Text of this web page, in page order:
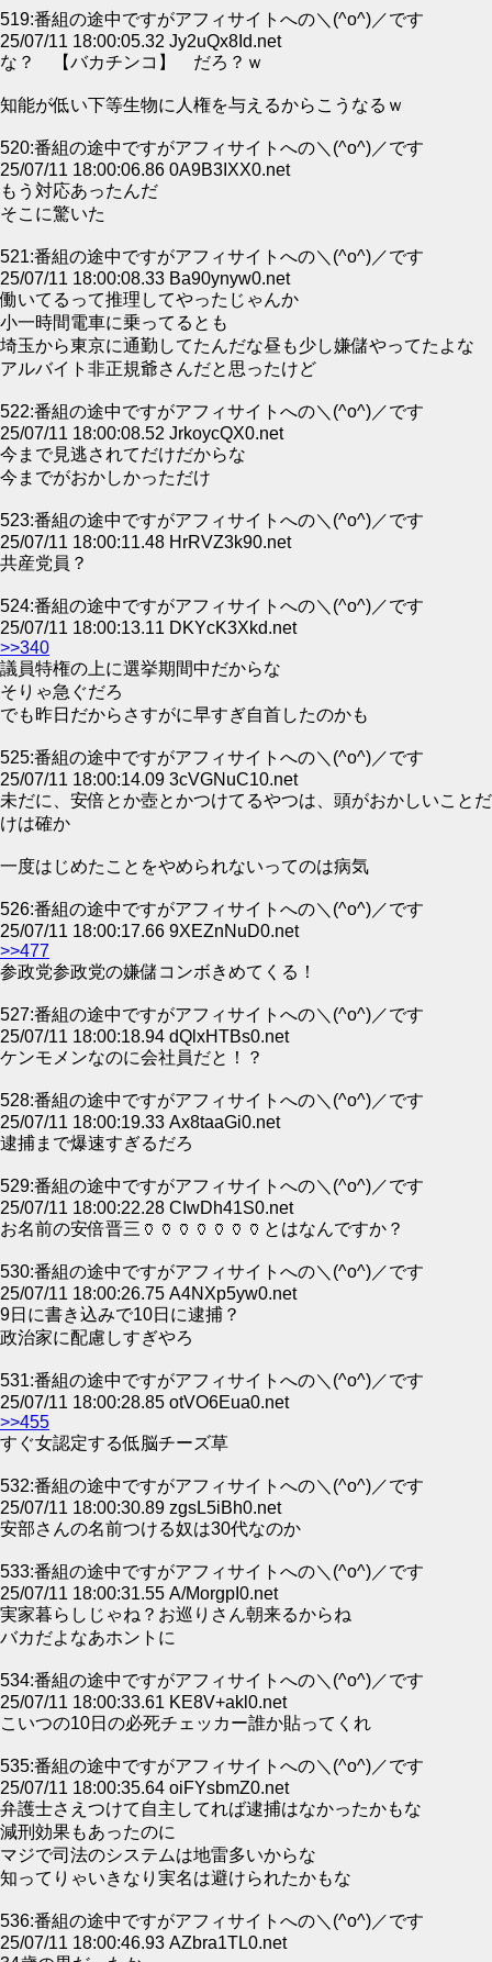
519:番組の途中ですがアフィサイトへの＼(^o^)／です
25/07/11 18:00:05.32 Jy2uQx8Id.net
な？ 【バカチンコ】 だろ？ｗ
知能が低い下等生物に人権を与えるからこうなるｗ
520:番組の途中ですがアフィサイトへの＼(^o^)／です
25/07/11 18:00:06.86 0A9B3IXX0.net
もう対応あったんだ
そこに驚いた
521:番組の途中ですがアフィサイトへの＼(^o^)／です
25/07/11 18:00:08.33 Ba90ynyw0.net
働いてるって推理してやったじゃんか
小一時間電車に乗ってるとも
埼玉から東京に通勤してたんだな昼も少し嫌儲やってたよな
アルバイト非正規爺さんだと思ったけど
522:番組の途中ですがアフィサイトへの＼(^o^)／です
25/07/11 18:00:08.52 JrkoycQX0.net
今まで見逃されてだけだからな
今までがおかしかっただけ
523:番組の途中ですがアフィサイトへの＼(^o^)／です
25/07/11 18:00:11.48 HrRVZ3k90.net
共産党員？
524:番組の途中ですがアフィサイトへの＼(^o^)／です
25/07/11 18:00:13.11 DKYcK3Xkd.net
>>340
議員特権の上に選挙期間中だからな
そりゃ急ぐだろ
でも昨日だからさすがに早すぎ自首したのかも
525:番組の途中ですがアフィサイトへの＼(^o^)／です
25/07/11 18:00:14.09 3cVGNuC10.net
未だに、安倍とか壺とかつけてるやつは、頭がおかしいことだ
けは確か
一度はじめたことをやめられないってのは病気
526:番組の途中ですがアフィサイトへの＼(^o^)／です
25/07/11 18:00:17.66 9XEZnNuD0.net
>>477
参政党参政党の嫌儲コンボきめてくる！
527:番組の途中ですがアフィサイトへの＼(^o^)／です
25/07/11 18:00:18.94 dQlxHTBs0.net
ケンモメンなのに会社員だと！？
528:番組の途中ですがアフィサイトへの＼(^o^)／です
25/07/11 18:00:19.33 Ax8taaGi0.net
逮捕まで爆速すぎるだろ
529:番組の途中ですがアフィサイトへの＼(^o^)／です
25/07/11 18:00:22.28 CIwDh41S0.net
お名前の安倍晋三🏺🏺🏺🏺🏺🏺🏺とはなんですか？
530:番組の途中ですがアフィサイトへの＼(^o^)／です
25/07/11 18:00:26.75 A4NXp5yw0.net
9日に書き込みで10日に逮捕？
政治家に配慮しすぎやろ
531:番組の途中ですがアフィサイトへの＼(^o^)／です
25/07/11 18:00:28.85 otVO6Eua0.net
>>455
すぐ女認定する低脳チーズ草
532:番組の途中ですがアフィサイトへの＼(^o^)／です
25/07/11 18:00:30.89 zgsL5iBh0.net
安部さんの名前つける奴は30代なのか
533:番組の途中ですがアフィサイトへの＼(^o^)／です
25/07/11 18:00:31.55 A/MorgpI0.net
実家暮らしじゃね？お巡りさん朝来るからね
バカだよなあホントに
534:番組の途中ですがアフィサイトへの＼(^o^)／です
25/07/11 18:00:33.61 KE8V+akl0.net
こいつの10日の必死チェッカー誰か貼ってくれ
535:番組の途中ですがアフィサイトへの＼(^o^)／です
25/07/11 18:00:35.64 oiFYsbmZ0.net
弁護士さえつけて自主してれば逮捕はなかったかもな
減刑効果もあったのに
マジで司法のシステムは地雷多いからな
知ってりゃいきなり実名は避けられたかもな
536:番組の途中ですがアフィサイトへの＼(^o^)／です
25/07/11 18:00:46.93 AZbra1TL0.net